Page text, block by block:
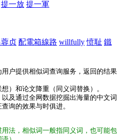
提一放 提一軍
贞 配電箱線路 willfully 愤耻 鐵
户提供相似词查询服务，返回的结果
）和论文降重（同义词替换）。
及通过全网数据挖掘出海量的中文词
询的效果与时俱进。
法，相似词一般指同义词，也可能包